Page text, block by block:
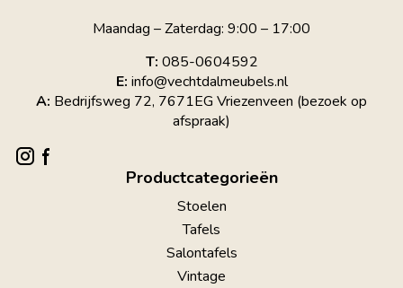
Maandag – Zaterdag: 9:00 – 17:00
T: 085-0604592
E: info@vechtdalmeubels.nl
A: Bedrijfsweg 72, 7671EG Vriezenveen (bezoek op
afspraak)
Productcategorieën
Stoelen
Tafels
Salontafels
Vintage